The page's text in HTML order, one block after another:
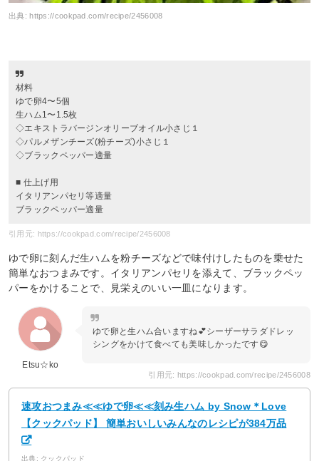
出典:https://cookpad.com/recipe/2456008
材料
ゆで卵4〜5個
生ハム1〜1.5枚
◇エキストラバージンオリーブオイル小さじ１
◇パルメザンチーズ(粉チーズ)小さじ１
◇ブラックペッパー適量
■ 仕上げ用
イタリアンパセリ等適量
ブラックペッパー適量
引用元: https://cookpad.com/recipe/2456008
ゆで卵に刻んだ生ハムを粉チーズなどで味付けしたものを乗せた
簡単なおつまみです。イタリアンパセリを添えて、ブラックペッ
パーをかけることで、見栄えのいい一皿になります。
Etsu☆ko
ゆで卵と生ハム合いますね💕シーザーサラダドレッ
シングをかけて食べても美味しかったです😋
引用元: https://cookpad.com/recipe/2456008
速攻おつまみ≪≪ゆで卵≪≪刻み生ハム by Snow＊Love
【クックパッド】 簡単おいしいみんなのレシピが384万品
出典: クックパッド